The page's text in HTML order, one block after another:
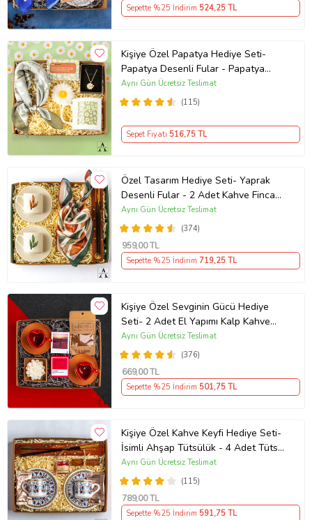
Sepette %25 İndirim 524,25 TL
Kişiye Özel Papatya Hediye Seti-
Papatya Desenli Fular - Papatya
Kolye - Papatya Mum - Papatya
Kupa - Papatya Kart Notu - Özel
(115)
Aynı Gün Ücretsiz Teslimat
Sepet Fiyatı 516,75 TL
Özel Tasarım Hediye Seti- Yaprak
Desenli Fular - 2 Adet Kahve Fincanı
- Ahşap Tütsülük - Tütsü - Özel
Tasarım Hediye Kutusu
(374)
Aynı Gün Ücretsiz Teslimat
959,00 TL
Sepette %25 İndirim 719,25 TL
Kişiye Özel Sevginin Gücü Hediye
Seti- 2 Adet El Yapımı Kalp Kahve
Fincanı- Mimosa Türk Kahvesi- Lotus
Mum- Pantone Mesaj Kartı- Polaroid
Fotoğraf - Özel Tasarım Hediye
Kutusu
(376)
Aynı Gün Ücretsiz Teslimat
669,00 TL
Sepette %25 İndirim 501,75 TL
Kişiye Özel Kahve Keyfi Hediye Seti-
İsimli Ahşap Tütsülük - 4 Adet Tütsü
- 4 Parça Çiçek Motifli Kahve Fincanı
Seti - 2 Adet Mehmet Efendi Türk
Kahvesi - Mum - Çubuk Tarçın - Özel
Tasarım Hediye Kutusu
(115)
Aynı Gün Ücretsiz Teslimat
789,00 TL
Sepette %25 İndirim 591,75 TL